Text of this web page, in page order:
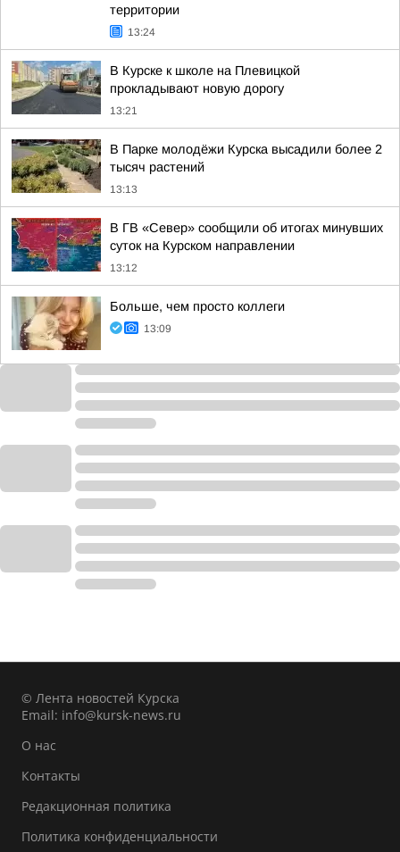
территории
13:24
В Курске к школе на Плевицкой
прокладывают новую дорогу
13:21
В Парке молодёжи Курска высадили более 2
тысяч растений
13:13
В ГВ «Север» сообщили об итогах минувших
суток на Курском направлении
13:12
Больше, чем просто коллеги
13:09
© Лента новостей Курска
Email: info@kursk-news.ru
О нас
Контакты
Редакционная политика
Политика конфиденциальности